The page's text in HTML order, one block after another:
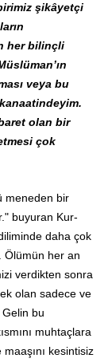
şikâyetçi
her bilinçli
veya bu
olan bir
çok
meneden bir
buyuran Kur-
daha çok
Ölümün her an
verdikten sonra
olan sadece ve
bu
muhtaçlara
kesintisiz